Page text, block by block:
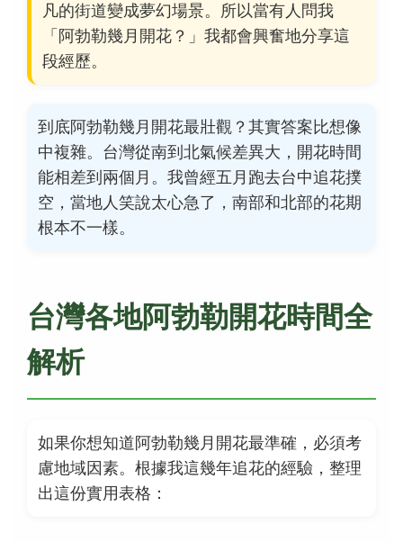
凡的街道變成夢幻場景。所以當有人問我
「阿勃勒幾月開花？」我都會興奮地分享這
段經歷。
到底阿勃勒幾月開花最壯觀？其實答案比想像
中複雜。台灣從南到北氣候差異大，開花時間
能相差到兩個月。我曾經五月跑去台中追花撲
空，當地人笑說太心急了，南部和北部的花期
根本不一樣。
台灣各地阿勃勒開花時間全
解析
如果你想知道阿勃勒幾月開花最準確，必須考
慮地域因素。根據我這幾年追花的經驗，整理
出這份實用表格：